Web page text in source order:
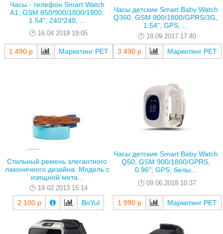
Часы - телефон Smart Watch
A1, GSM 850/900/1800/1900,
1.54", 240*240, ...
16.04.2019 19:05
1 490 р Маркетинг РЕТ
Часы детские Smart Baby Watch
Q360, GSM 900/1800/GPRS/3G,
1.54", GPS, ...
18.09.2017 17:40
3 490 р Маркетинг РЕТ
Стильный ремень элегантного
лаконичного дизайна. Модель с
изящной мета...
19.02.2013 15:14
2 100 р BoYul
Часы детские Smart Baby Watch
Q50, GSM 900/1800/GPRS,
0.96", GPS, белы...
09.06.2018 10:37
1 990 р Маркетинг РЕТ